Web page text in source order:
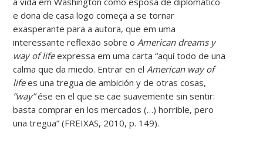
e dona de casa logo começa a se tornar
exasperante para a autora, que em uma
interessante reflexão sobre o American dreams y
way of lifeexpressa em uma carta “aquí todo de una
calma que da miedo. Entrar en el American way of
lifees una tregua de ambición y de otras cosas,
“way”ése en el que se cae suavemente sin sentir:
basta comprar en los mercados (…) horrible, pero
una tregua” (FREIXAS, 2010, p. 149).